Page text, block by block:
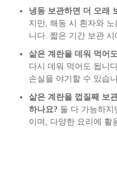
냉동 보관하면 더 오래
지만, 해동 시 흰자와
니다. 짧은 기간 보관
삶은 계란을 데워 먹어
다시 데워 먹어도 됩니
손실을 야기할 수 있습
삶은 계란을 껍질째 보
하나요? 둘 다 가능하지
이며, 다양한 요리에 활